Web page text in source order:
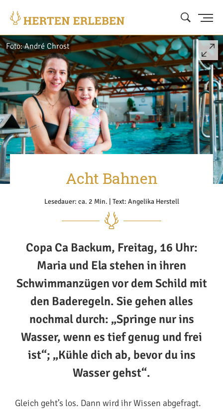
Foto: André Chrost
Acht Bahnen
Lesedauer: ca. 2 Min. | Text: Angelika Herstell
Copa Ca Backum, Freitag, 16 Uhr:
Maria und Ela stehen in ihren
Schwimmanzügen vor dem Schild mit
den Baderegeln. Sie gehen alles
nochmal durch: „Springe nur ins
Wasser, wenn es tief genug und frei
ist“; „Kühle dich ab, bevor du ins
Wasser gehst“.
Gleich geht’s los. Dann wird ihr Wissen abgefragt.